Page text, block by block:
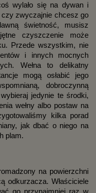
wylało się na dywan i
zwyczajnie chcesz go
świetność, musisz
czyszczenie może
Przede wszystkim, nie
i innych mocnych
Wełna to delikatny
mogą osłabić jego
dobroczynną
jedynie te środki,
wełny albo postaw na
kilka porad
jak dbać o niego na
plam.
na powierzchni
odkurzacza. Właściciele
go przynajmniej raz w